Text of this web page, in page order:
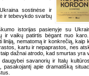
sostinėse ir
ir tebevykdo svarbų
istorijas pasienyje su
ir vaikų patirtis bėgant nuo
nematomą ir konkrečią, kaip
kartu ir nepaprastos, nes
dažnai atrodo, kad smurtas yra
savanorių ir Italų
pasakojantį apie dramatišką